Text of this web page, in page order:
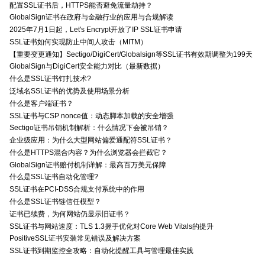
配置SSL证书后，HTTPS能否避免流量劫持？
GlobalSign证书在政府与金融行业的应用与合规解读
2025年7月1日起，Let's Encrypt开放了IP SSL证书申请
SSL证书如何实现防止中间人攻击（MITM）
【重要变更通知】Sectigo/DigiCert/Globalsign等SSL证书有效期调整为199天
GlobalSign与DigiCert安全能力对比（最新数据）
什么是SSL证书钉扎技术?
泛域名SSL证书的优势及使用场景分析
什么是客户端证书？
SSL证书与CSP nonce值：动态脚本加载的安全增强
Sectigo证书吊销机制解析：什么情况下会被吊销？
企业级应用：为什么大型网站偏爱通配符SSL证书？
什么是HTTPS混合内容？为什么浏览器会拦截它？
GlobalSign证书赔付机制详解：最高百万美元保障
什么是SSL证书自动化管理?
SSL证书在PCI-DSS合规支付系统中的作用
什么是SSL证书链信任模型？
证书已续费，为何网站仍显示旧证书？
SSL证书与网站速度：TLS 1.3握手优化对Core Web Vitals的提升
PositiveSSL证书安装常见错误及解决方案
SSL证书到期监控全攻略：自动化提醒工具与管理最佳实践